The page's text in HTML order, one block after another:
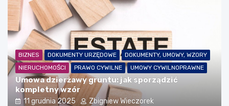
BIZNES DOKUMENTY URZĘDOWE
DOKUMENTY, UMOWY, WZORY
NIERUCHOMOŚCI
PRAWO CYWILNE UMOWY CYWILNOPRAWNE
Umowa dzierżawy gruntu: jak sporządzić
kompletny wzór
11 grudnia 2025 Zbigniew Wieczorek